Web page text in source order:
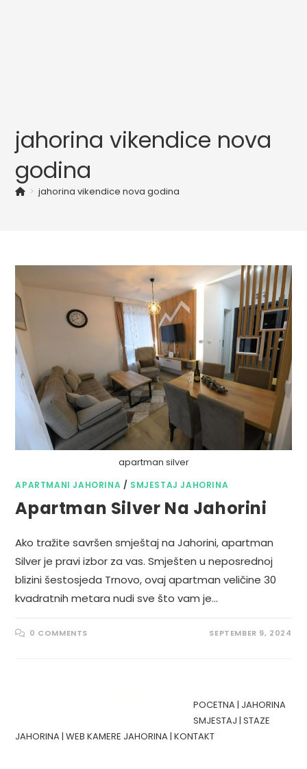
jahorina vikendice nova
godina
> jahorina vikendice nova godina
apartman silver
APARTMANI JAHORINA / SMJESTAJ JAHORINA
Apartman Silver Na Jahorini
Ako tražite savršen smještaj na Jahorini, apartman
Silver je pravi izbor za vas. Smješten u neposrednoj
blizini šestosjeda Trnovo, ovaj apartman veličine 30
kvadratnih metara nudi sve što vam je…
0 COMMENTS SEPTEMBER 9, 2024
POCETNA | JAHORINA
SMJESTAJ |STAZE
JAHORINA |WEB KAMERE JAHORINA |KONTAKT